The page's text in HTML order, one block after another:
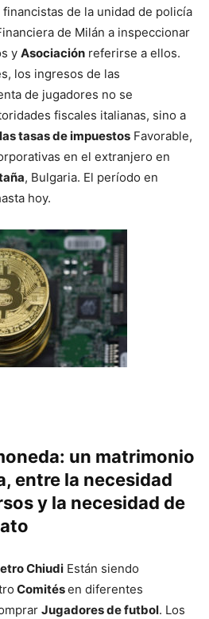
de la unidad de policía
de Milán a inspeccionar
y Asociación referirse a ellos.
los ingresos de las
de jugadores no se
fiscales italianas, sino a
las tasas de impuestos Favorable,
en el extranjero en
, Bulgaria. El período en
hoy.
un matrimonio
entre la necesidad
y la necesidad de
Chiudi Están siendo
Comitésen diferentes
Jugadores de futbol. Los